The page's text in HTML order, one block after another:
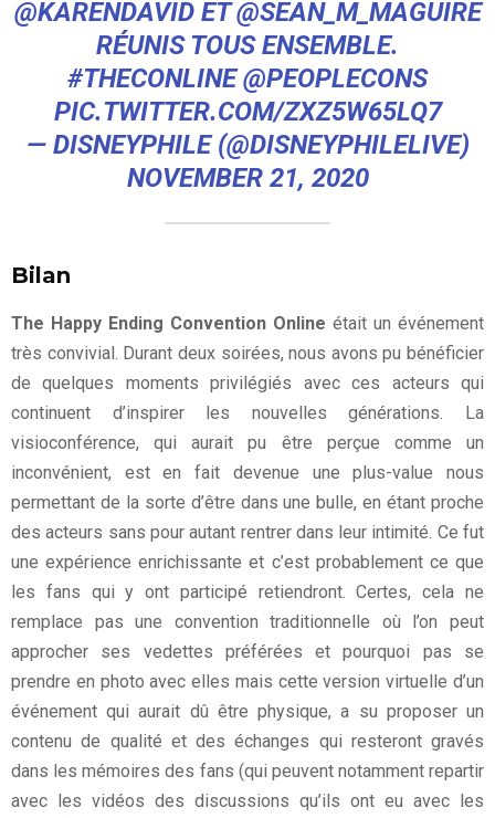
@KARENDAVIDET@SEAN_M_MAGUIRE
RÉUNIS TOUS ENSEMBLE.
#THECONLINE @PEOPLECONS
PIC.TWITTER.COM/ZXZ5W65LQ7
— DISNEYPHILE (@DISNEYPHILELIVE)
NOVEMBER 21, 2020
Bilan
The Happy Ending Convention Online était un événement
très convivial. Durant deux soirées, nous avons pu bénéficier
de quelques moments privilégiés avec ces acteurs qui
continuent d’inspirer les nouvelles générations. La
visioconférence, qui aurait pu être perçue comme un
inconvénient, est en fait devenue une plus-value nous
permettant de la sorte d’être dans une bulle, en étant proche
des acteurs sans pour autant rentrer dans leur intimité. Ce fut
une expérience enrichissante et c’est probablement ce que
les fans qui y ont participé retiendront. Certes, cela ne
remplace pas une convention traditionnelle où l’on peut
approcher ses vedettes préférées et pourquoi pas se
prendre en photo avec elles mais cette version virtuelle d’un
événement qui aurait dû être physique, a su proposer un
contenu de qualité et des échanges qui resteront gravés
dans les mémoires des fans (qui peuvent notamment repartir
avec les vidéos des discussions qu’ils ont eu avec les